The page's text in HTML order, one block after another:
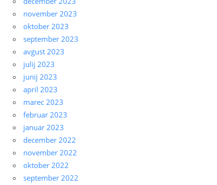
november 2023
oktober 2023
september 2023
avgust 2023
julij 2023
junij 2023
april 2023
marec 2023
februar 2023
januar 2023
december 2022
november 2022
oktober 2022
september 2022